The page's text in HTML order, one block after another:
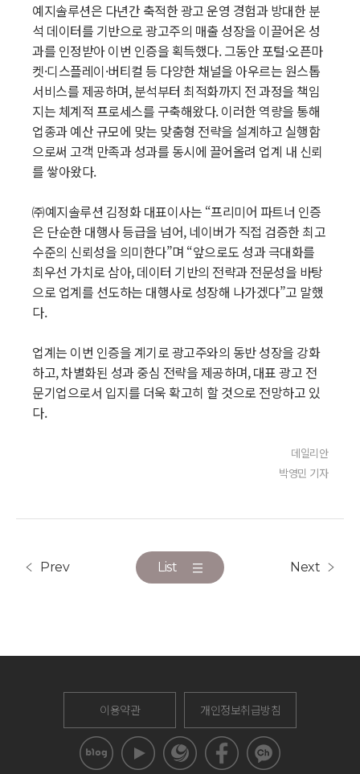
예지솔루션은 다년간 축적한 광고 운영 경험과 방대한 분
석 데이터를 기반으로 광고주의 매출 성장을 이끌어온 성
과를 인정받아 이번 인증을 획득했다. 그동안 포털·오픈마
켓·디스플레이·버티컬 등 다양한 채널을 아우르는 원스톱
서비스를 제공하며, 분석부터 최적화까지 전 과정을 책임
지는 체계적 프로세스를 구축해왔다. 이러한 역량을 통해
업종과 예산 규모에 맞는 맞춤형 전략을 설계하고 실행함
으로써 고객 만족과 성과를 동시에 끌어올려 업계 내 신뢰
를 쌓아왔다.
㈜예지솔루션 김정화 대표이사는 “프리미어 파트너 인증
은 단순한 대행사 등급을 넘어, 네이버가 직접 검증한 최고
수준의 신뢰성을 의미한다”며 “앞으로도 성과 극대화를
최우선 가치로 삼아, 데이터 기반의 전략과 전문성을 바탕
으로 업계를 선도하는 대행사로 성장해 나가겠다”고 말했
다.
업계는 이번 인증을 계기로 광고주와의 동반 성장을 강화
하고, 차별화된 성과 중심 전략을 제공하며, 대표 광고 전
문기업으로서 입지를 더욱 확고히 할 것으로 전망하고 있
다.​
데일리안
박영민 기자
Prev List Next
이용약관 개인정보취급방침